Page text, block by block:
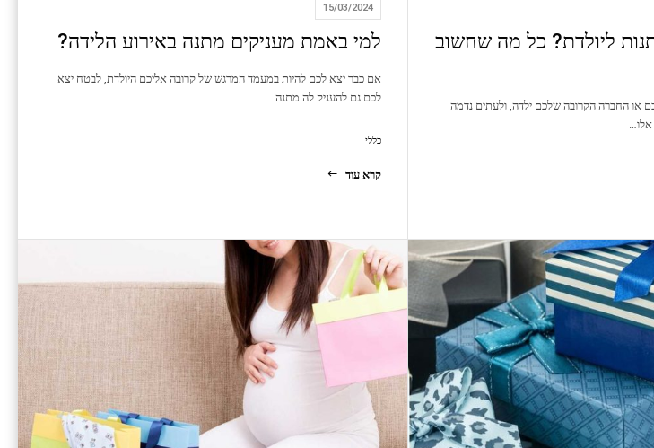
ליולדת? כל מה שחשוב
או החברה הקרובה שלכם ילדה, ולעתים נדמה
אלו…
15/03/2024
למי באמת מעניקים מתנה באירוע הלידה?
אם כבר יצא לכם להיות במעמד המרגש של קרובה אליכם היולדת, לבטח יצא
לכם גם להעניק לה מתנה.…
כללי
קרא עוד